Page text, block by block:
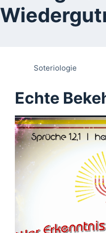
Soteriologie
Echte